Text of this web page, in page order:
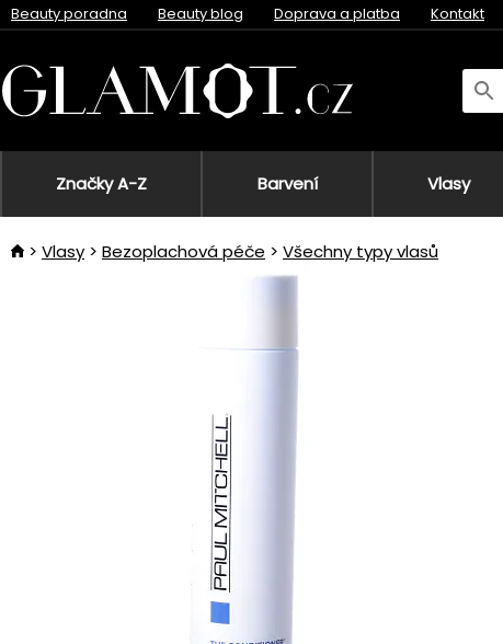
Beauty poradna Beauty blog Doprava a platba Kontakt
Značky A-Z Barvení Vlasy
Vlasy Bezoplachová péče Všechny typy vlasů